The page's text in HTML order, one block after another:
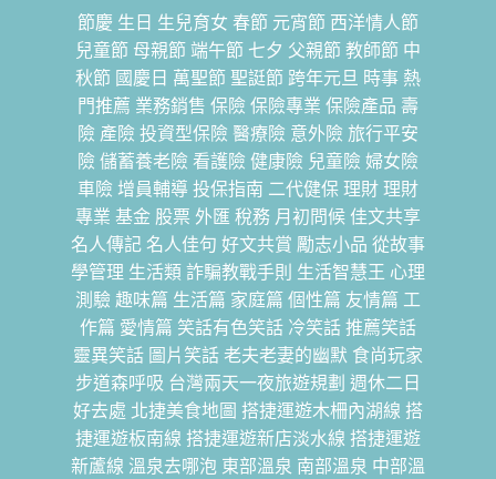
節慶 生日 生兒育女 春節 元宵節 西洋情人節
兒童節 母親節 端午節 七夕 父親節 教師節 中
秋節 國慶日 萬聖節 聖誔節 跨年元旦 時事 熱
門推薦 業務銷售 保險 保險專業 保險產品 壽
險 產險 投資型保險 醫療險 意外險 旅行平安
險 儲蓄養老險 看護險 健康險 兒童險 婦女險
車險 增員輔導 投保指南 二代健保 理財 理財
專業 基金 股票 外匯 稅務 月初問候 佳文共享
名人傳記 名人佳句 好文共賞 勵志小品 從故事
學管理 生活類 詐騙教戰手則 生活智慧王 心理
測驗 趣味篇 生活篇 家庭篇 個性篇 友情篇 工
作篇 愛情篇 笑話有色笑話 冷笑話 推薦笑話
靈異笑話 圖片笑話 老夫老妻的幽默 食尚玩家
步道森呼吸 台灣兩天一夜旅遊規劃 週休二日
好去處 北捷美食地圖 搭捷運遊木柵內湖線 搭
捷運遊板南線 搭捷運遊新店淡水線 搭捷運遊
新蘆線 溫泉去哪泡 東部溫泉 南部溫泉 中部溫